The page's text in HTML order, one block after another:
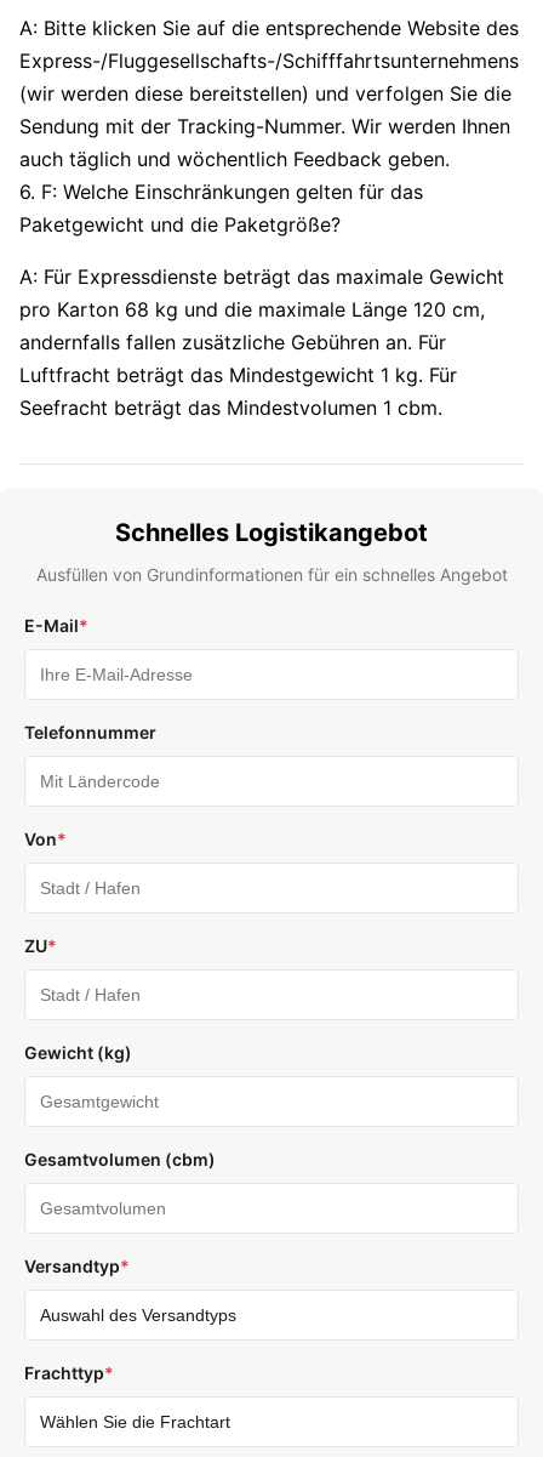
A: Bitte klicken Sie auf die entsprechende Website des
Express-/Fluggesellschafts-/Schifffahrtsunternehmens
(wir werden diese bereitstellen) und verfolgen Sie die
Sendung mit der Tracking-Nummer. Wir werden Ihnen
auch täglich und wöchentlich Feedback geben.
6. F: Welche Einschränkungen gelten für das
Paketgewicht und die Paketgröße?
A: Für Expressdienste beträgt das maximale Gewicht
pro Karton 68 kg und die maximale Länge 120 cm,
andernfalls fallen zusätzliche Gebühren an. Für
Luftfracht beträgt das Mindestgewicht 1 kg. Für
Seefracht beträgt das Mindestvolumen 1 cbm.
Schnelles Logistikangebot
Ausfüllen von Grundinformationen für ein schnelles Angebot
E-Mail*
Telefonnummer
Von*
ZU*
Gewicht (kg)
Gesamtvolumen (cbm)
Versandtyp*
Frachttyp*